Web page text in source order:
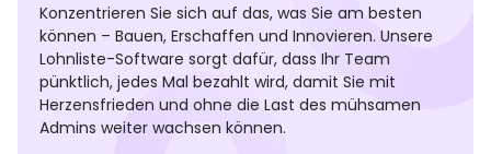
Konzentrieren Sie sich auf das, was Sie am besten
können – Bauen, Erschaffen und Innovieren. Unsere
Lohnliste-Software sorgt dafür, dass Ihr Team
pünktlich, jedes Mal bezahlt wird, damit Sie mit
Herzensfrieden und ohne die Last des mühsamen
Admins weiter wachsen können.